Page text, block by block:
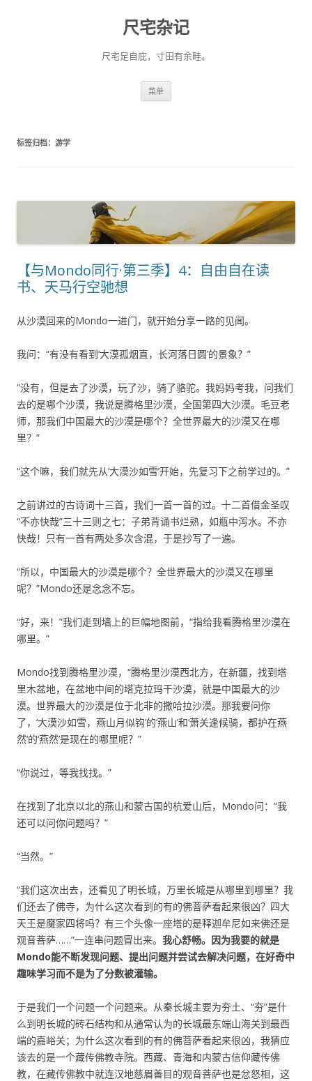
尺宅杂记
尺宅足自庇，寸田有余畦。
菜单
标签归档： 游学
【与Mondo同行·第三季】4：自由自在读
书、天马行空驰想
从沙漠回来的Mondo一进门，就开始分享一路的见闻。
我问：“有没有看到‘大漠孤烟直，长河落日圆’的景象？”
“没有，但是去了沙漠，玩了沙，骑了骆驼。我妈妈考我，问我们
去的是哪个沙漠，我说是腾格里沙漠，全国第四大沙漠。毛豆老
师，那我们中国最大的沙漠是哪个？全世界最大的沙漠又在哪
里？”
“这个嘛，我们就先从‘大漠沙如雪’开始，先复习下之前学过的。”
之前讲过的古诗词十三首，我们一首一首的过。十二首借金圣叹
“不亦快哉”三十三则之七：子弟背诵书烂熟，如瓶中泻水。不亦
快哉！只有一首有两处多次含混，于是抄写了一遍。
“所以，中国最大的沙漠是哪个？全世界最大的沙漠又在哪里
呢？”Mondo还是念念不忘。
“好，来！”我们走到墙上的巨幅地图前，“指给我看腾格里沙漠在
哪里。”
Mondo找到腾格里沙漠，“腾格里沙漠西北方，在新疆，找到塔
里木盆地，在盆地中间的塔克拉玛干沙漠，就是中国最大的沙
漠。世界最大的沙漠是位于北非的撒哈拉沙漠。那我要问你
了，‘大漠沙如雪，燕山月似钩’的‘燕山’和‘萧关逢候骑，都护在燕
然’的‘燕然’是现在的哪里呢？”
“你说过，等我找找。”
在找到了北京以北的燕山和蒙古国的杭爱山后，Mondo问：“我
还可以问你问题吗？”
“当然。”
“我们这次出去，还看见了明长城，万里长城是从哪里到哪里？我
们还去了佛寺，为什么这次看到的有的佛菩萨看起来很凶？四大
天王是魔家四将吗？有三个头像一座塔的是释迦牟尼如来佛还是
观音菩萨……”一连串问题冒出来。 我心舒畅。因为我要的就是
Mondo能不断发现问题、提出问题并尝试去解决问题，在好奇中
趣味学习而不是为了分数被灌输。
于是我们一个问题一个问题来。从秦长城主要为夯土、“夯”是什
么到明长城的砖石结构和从通常认为的长城最东端山海关到最西
端的嘉峪关；为什么这次看到的有的佛菩萨看起来很凶，我猜应
该去的是一个藏传佛教寺院。西藏、青海和内蒙古信仰藏传佛
教，在藏传佛教中就连汉地慈眉善目的观音菩萨也是忿怒相，这